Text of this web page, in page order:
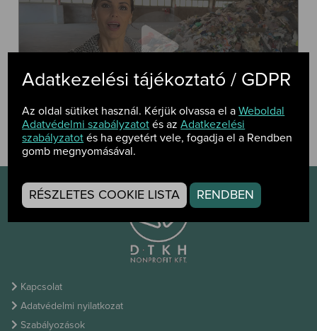
Adatkezelési tájékoztató / GDPR
Az oldal sütiket használ. Kérjük olvassa el aWeboldal
Adatvédelmi szabályzatot és azAdatkezelési
szabályzatot és ha egyetért vele, fogadja el a Rendben
gomb megnyomásával.
RÉSZLETES COOKIE LISTA RENDBEN
Kapcsolat
Adatvédelmi nyilatkozat
Szabályozások